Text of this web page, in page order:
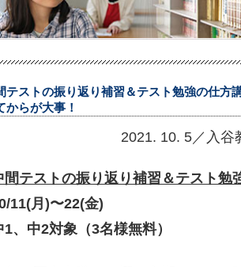
テストの振り返り補習＆テスト勉強の仕
からが大事！
2021. 10. 5／入谷
間テストの振り返り補習＆テスト勉
11(月)〜22(金)
1、中2対象（3名様無料）